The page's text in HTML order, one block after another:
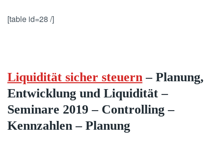
[table id=28 /]
Liquidität sicher steuern – Planung,
Entwicklung und Liquidität –
Seminare 2019 – Controlling –
Kennzahlen – Planung